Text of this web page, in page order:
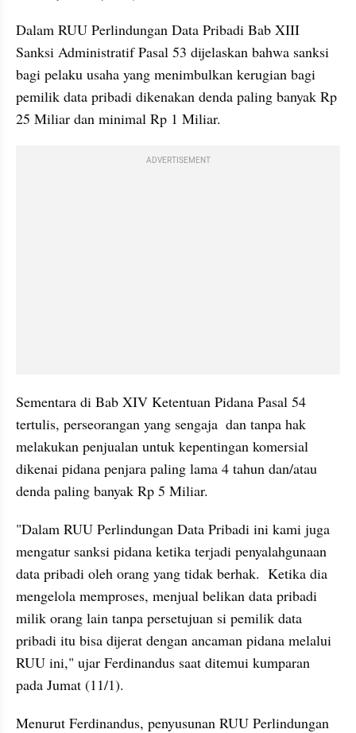
Dalam RUU Perlindungan Data Pribadi Bab XIII
Sanksi Administratif Pasal 53 dijelaskan bahwa sanksi
bagi pelaku usaha yang menimbulkan kerugian bagi
pemilik data pribadi dikenakan denda paling banyak Rp
25 Miliar dan minimal Rp 1 Miliar.
ADVERTISEMENT
Sementara di Bab XIV Ketentuan Pidana Pasal 54
tertulis, perseorangan yang sengaja  dan tanpa hak
melakukan penjualan untuk kepentingan komersial
dikenai pidana penjara paling lama 4 tahun dan/atau
denda paling banyak Rp 5 Miliar.
"Dalam RUU Perlindungan Data Pribadi ini kami juga
mengatur sanksi pidana ketika terjadi penyalahgunaan
data pribadi oleh orang yang tidak berhak.  Ketika dia
mengelola memproses, menjual belikan data pribadi
milik orang lain tanpa persetujuan si pemilik data
pribadi itu bisa dijerat dengan ancaman pidana melalui
RUU ini," ujar Ferdinandus saat ditemui kumparan
pada Jumat (11/1).
Menurut Ferdinandus, penyusunan RUU Perlindungan